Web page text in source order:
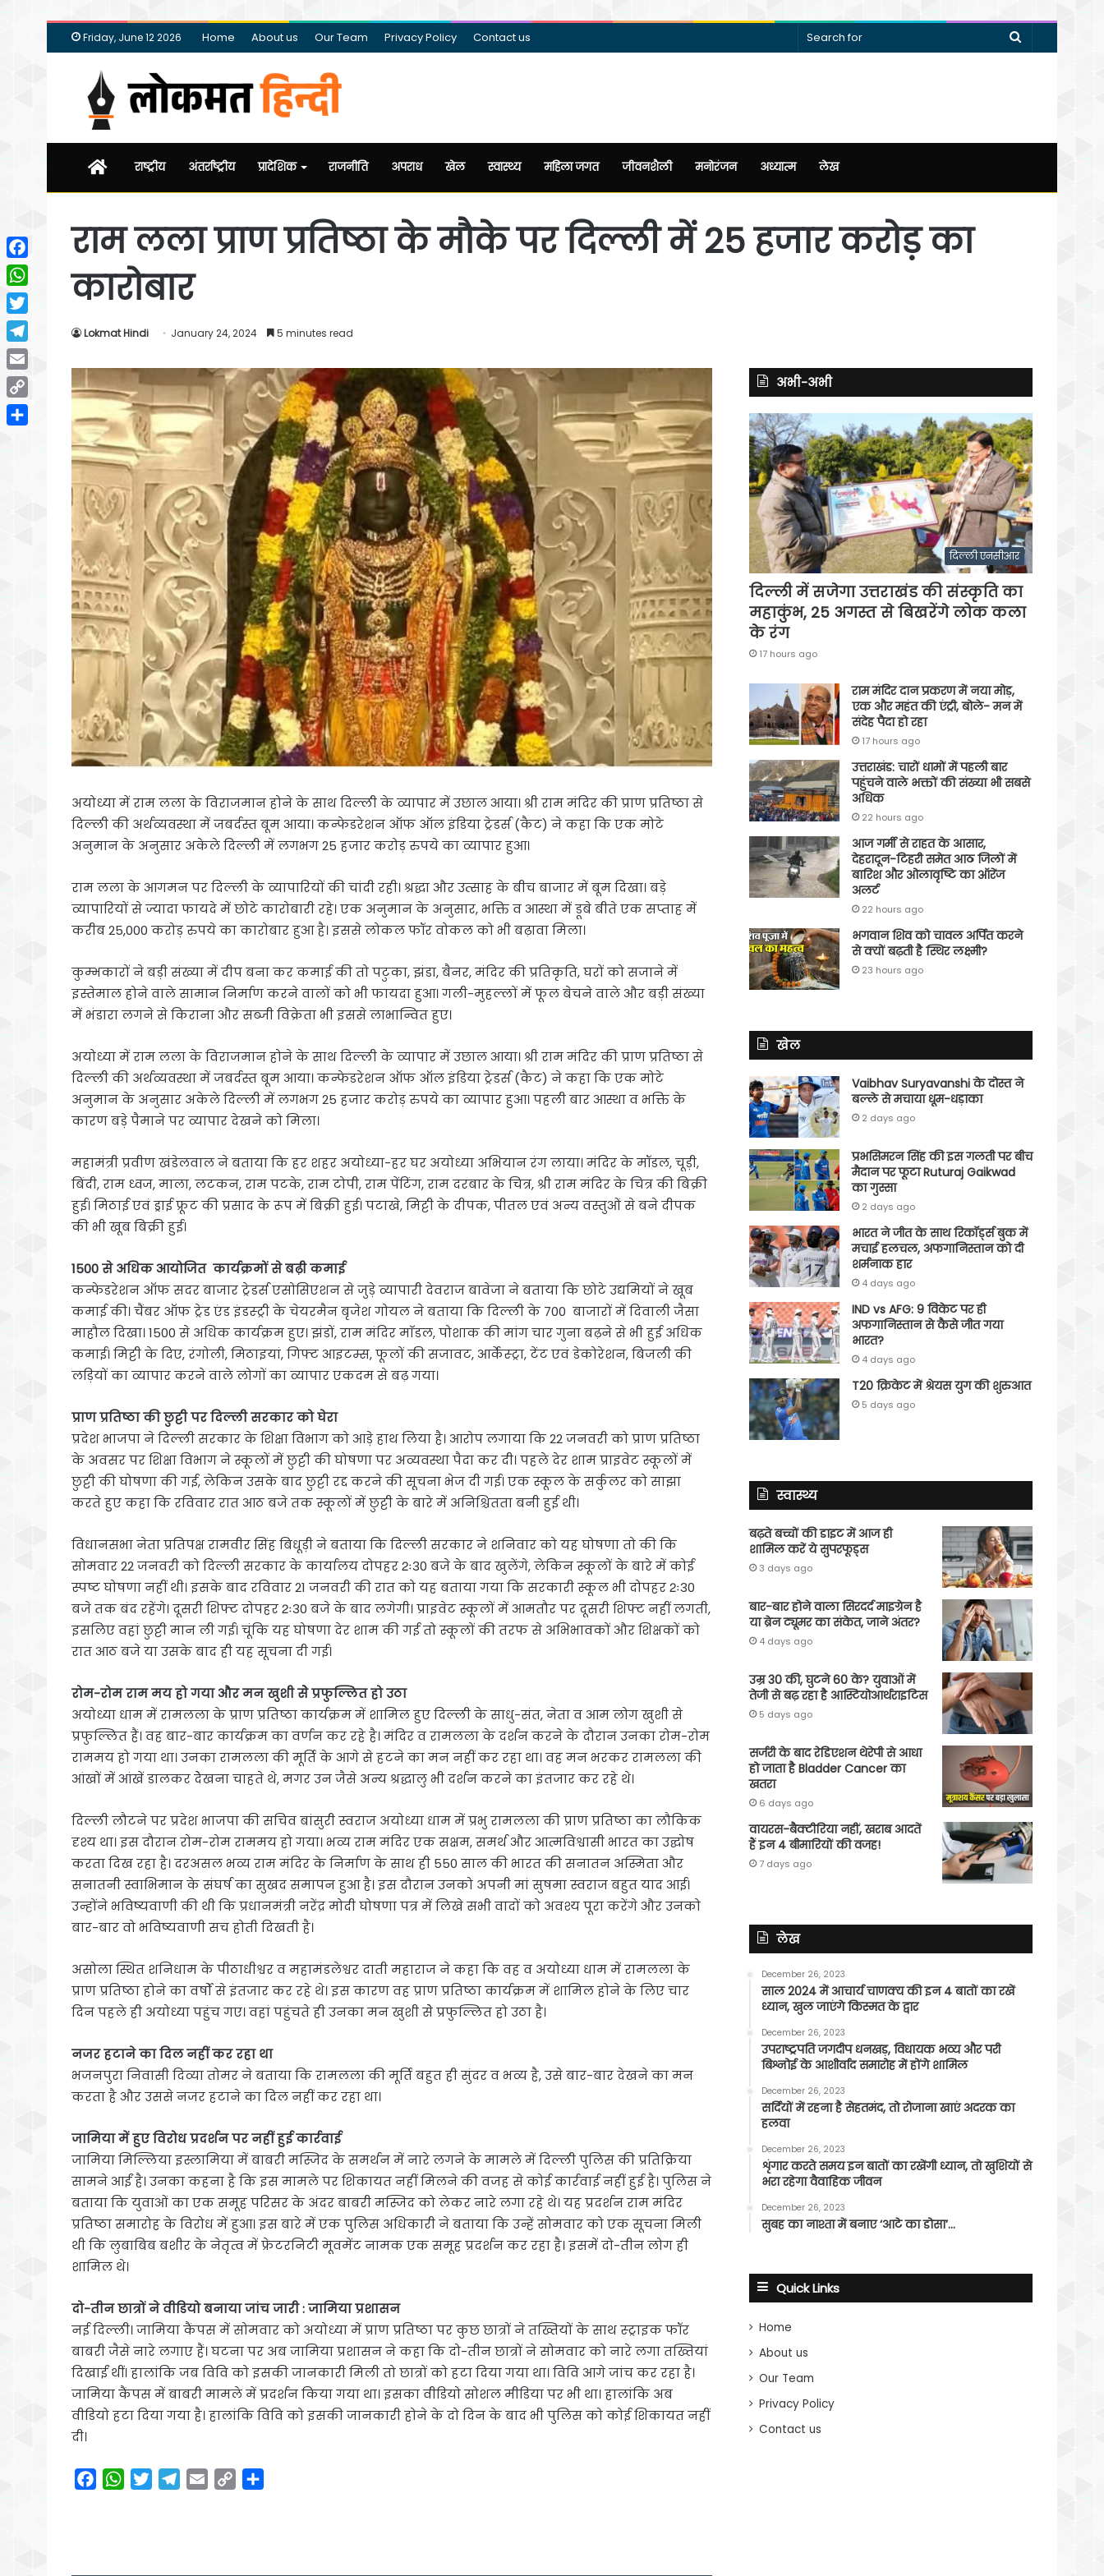
Friday, June 12 2026 Home About us Our Team Privacy Policy Contact us
Search
Homeराष्ट्रीय अंतर्राष्ट्रीय प्रादेशिक राजनीति अपराध खेल स्वास्थ्य महिला जगत जीवनशैली मनोरंजन अध्यात्म लेख
राम लला प्राण प्रतिष्ठा के मौके पर दिल्ली में 25 हजार करोड़ का
कारोबार
Lokmat Hindi January 24, 2024 5 minutes read
अयोध्या में राम लला के विराजमान होने के साथ दिल्ली के व्यापार में उछाल आया। श्री राम मंदिर की प्राण प्रतिष्ठा से
दिल्ली की अर्थव्यवस्था में जबर्दस्त बूम आया। कन्फेडरेशन ऑफ ऑल इंडिया ट्रेडर्स (कैट) ने कहा कि एक मोटे
अनुमान के अनुसार अकेले दिल्ली में लगभग 25 हजार करोड़ रुपये का व्यापार हुआ।
राम लला के आगमन पर दिल्ली के व्यापारियों की चांदी रही। श्रद्धा और उत्साह के बीच बाजार में बूम दिखा। बड़े
व्यापारियों से ज्यादा फायदे में छोटे कारोबारी रहे। एक अनुमान के अनुसार, भक्ति व आस्था में डूबे बीते एक सप्ताह में
करीब 25,000 करोड़ रुपये का कारोबार हुआ है। इससे लोकल फॉर वोकल को भी बढ़ावा मिला।
कुम्भकारों ने बड़ी संख्या में दीप बना कर कमाई की तो पटुका, झंडा, बैनर, मंदिर की प्रतिकृति, घरों को सजाने में
इस्तेमाल होने वाले सामान निर्माण करने वालों को भी फायदा हुआ। गली-मुहल्लों में फूल बेचने वाले और बड़ी संख्या
में भंडारा लगने से किराना और सब्जी विक्रेता भी इससे लाभान्वित हुए।
अयोध्या में राम लला के विराजमान होने के साथ दिल्ली के व्यापार में उछाल आया। श्री राम मंदिर की प्राण प्रतिष्ठा से
दिल्ली की अर्थव्यवस्था में जबर्दस्त बूम आया। कन्फेडरेशन ऑफ ऑल इंडिया ट्रेडर्स (कैट) ने कहा कि एक मोटे
अनुमान के अनुसार अकेले दिल्ली में लगभग 25 हजार करोड़ रुपये का व्यापार हुआ। पहली बार आस्था व भक्ति के
कारण बड़े पैमाने पर व्यापार देखने को मिला।
महामंत्री प्रवीण खंडेलवाल ने बताया कि हर शहर अयोध्या-हर घर अयोध्या अभियान रंग लाया। मंदिर के मॉडल, चूड़ी,
बिंदी, राम ध्वज, माला, लटकन, राम पटके, राम टोपी, राम पेंटिंग, राम दरबार के चित्र, श्री राम मंदिर के चित्र की बिक्री
हुई। मिठाई एवं ड्राई फ्रूट की प्रसाद के रूप में बिक्री हुई। पटाखे, मिट्टी के दीपक, पीतल एवं अन्य वस्तुओं से बने दीपक
की भी खूब बिक्री हुई।
1500 से अधिक आयोजित कार्यक्रमों से बढ़ी कमाई
कन्फेडरेशन ऑफ सदर बाजार ट्रेडर्स एसोसिएशन से जुड़े व्यापारी देवराज बावेजा ने बताया कि छोटे उद्यमियों ने खूब
कमाई की। चैंबर ऑफ ट्रेड एंड इंडस्ट्री के चेयरमैन बृजेश गोयल ने बताया कि दिल्ली के 700 बाजारों में दिवाली जैसा
माहौल दिखा। 1500 से अधिक कार्यक्रम हुए। झंडों, राम मंदिर माॅडल, पोशाक की मांग चार गुना बढ़ने से भी हुई अधिक
कमाई। मिट्टी के दिए, रंगोली, मिठाइयां, गिफ्ट आइटम्स, फूलों की सजावट, आर्केस्ट्रा, टेंट एवं डेकोरेशन, बिजली की
लड़ियों का व्यापार करने वाले लोगों का व्यापार एकदम से बढ़ गया।
प्राण प्रतिष्ठा की छुट्टी पर दिल्ली सरकार को घेरा
प्रदेश भाजपा ने दिल्ली सरकार के शिक्षा विभाग को आड़े हाथ लिया है। आरोप लगाया कि 22 जनवरी को प्राण प्रतिष्ठा
के अवसर पर शिक्षा विभाग ने स्कूलों में छुट्टी की घोषणा पर अव्यवस्था पैदा कर दी। पहले देर शाम प्राइवेट स्कूलों में
छुट्टी की घोषणा की गई, लेकिन उसके बाद छुट्टी रद्द करने की सूचना भेज दी गई। एक स्कूल के सर्कुलर को साझा
करते हुए कहा कि रविवार रात आठ बजे तक स्कूलों में छुट्टी के बारे में अनिश्चितता बनी हुई थी।
विधानसभा नेता प्रतिपक्ष रामवीर सिंह बिधूड़ी ने बताया कि दिल्ली सरकार ने शनिवार को यह घोषणा तो की कि
सोमवार 22 जनवरी को दिल्ली सरकार के कार्यालय दोपहर 2ः30 बजे के बाद खुलेंगे, लेकिन स्कूलों के बारे में कोई
स्पष्ट घोषणा नहीं थी। इसके बाद रविवार 21 जनवरी की रात को यह बताया गया कि सरकारी स्कूल भी दोपहर 2ः30
बजे तक बंद रहेंगे। दूसरी शिफ्ट दोपहर 2ः30 बजे के बाद लगेगी। प्राइवेट स्कूलों में आमतौर पर दूसरी शिफ्ट नहीं लगती,
इसलिए वहां छुट्टी मान ली गई। चूंकि यह घोषणा देर शाम की गई तो स्कूलों की तरफ से अभिभावकों और शिक्षकों को
रात आठ बजे या उसके बाद ही यह सूचना दी गई।
रोम-रोम राम मय हो गया और मन खुशी सेे प्रफुल्लित हो उठा
अयोध्या धाम में रामलला के प्राण प्रतिष्ठा कार्यक्रम में शामिल हुए दिल्ली के साधु-संत, नेता व आम लोग खुशी से
प्रफुल्लित हैं। वह बार-बार कार्यक्रम का वर्णन कर रहे है। मंदिर व रामलला के दर्शन करने के दौरान उनका रोम-रोम
राममय हो गया था। उनका रामलला की मूर्ति के आगे से हटने का मन नहीं कर रहा था। वह मन भरकर रामलला की
आंखों में आंखें डालकर देेखना चाहते थे, मगर उन जैसे अन्य श्रद्धालु भी दर्शन करने का इंतजार कर रहे थे।
दिल्ली लौटने पर प्रदेश भाजपा की सचिव बांसुरी स्वराज अयोध्या धाम में प्रभु रामलला की प्राण प्रतिष्ठा का लौकिक
दृश्य था। इस दौरान रोम-रोम राममय हो गया। भव्य राम मंदिर एक सक्षम, समर्थ और आत्मविश्वासी भारत का उद्घोष
करता दिख रहा है। दरअसल भव्य राम मंदिर के निर्माण के साथ ही 550 साल की भारत की सनातन अस्मिता और
सनातनी स्वाभिमान के संघर्ष का सुखद समापन हुआ है। इस दौरान उनको अपनी मां सुषमा स्वराज बहुत याद आई।
उन्होंने भविष्यवाणी की थी कि प्रधानमंत्री नरेंद्र मोदी घोषणा पत्र में लिखे सभी वादों को अवश्य पूरा करेंगे और उनको
बार-बार वो भविष्यवाणी सच होती दिखती है।
असोला स्थित शनिधाम के पीठाधीश्वर व महामंडलेश्वर दाती महाराज ने कहा कि वह व अयोध्या धाम में रामलला के
प्राण प्रतिष्ठा होने का वर्षों से इंतजार कर रहे थे। इस कारण वह प्राण प्रतिष्ठा कार्यक्रम में शामिल होने के लिए चार
दिन पहले ही अयोध्या पहुंच गए। वहां पहुंचते ही उनका मन खुशी सेे प्रफुल्लित हो उठा है।
नजर हटाने का दिल नहीं कर रहा था
भजनपुरा निवासी दिव्या तोमर ने बताया कि रामलला की मूर्ति बहुत ही सुंदर व भव्य है, उसे बार-बार देखने का मन
करता है और उससे नजर हटाने का दिल नहीं कर रहा था।
जामिया में हुए विरोध प्रदर्शन पर नहीं हुई कार्रवाई
जामिया मिल्लिया इस्लामिया में बाबरी मस्जिद के समर्थन में नारे लगने के मामले में दिल्ली पुलिस की प्रतिक्रिया
सामने आईं है। उनका कहना है कि इस मामले पर शिकायत नहीं मिलने की वजह से कोई कार्रवाई नहीं हुई है। पुलिस ने
बताया कि युवाओं का एक समूह परिसर के अंदर बाबरी मस्जिद को लेकर नारे लगा रहे थे। यह प्रदर्शन राम मंदिर
प्रतिष्ठा समारोह के विरोध में हुआ। इस बारे में एक पुलिस अधिकारी ने बताया कि उन्हें सोमवार को एक सूचना मिली
थी कि लुबाबिब बशीर के नेतृत्व में फ्रेटरनिटी मूवमेंट नामक एक समूह प्रदर्शन कर रहा है। इसमें दो-तीन लोग ही
शामिल थे।
दो-तीन छात्रों ने वीडियो बनाया जांच जारी : जामिया प्रशासन
नई दिल्ली। जामिया कैंपस में सोमवार को अयोध्या में प्राण प्रतिष्ठा पर कुछ छात्रों ने तख्तियों के साथ स्ट्राइक फॉर
बाबरी जैसे नारे लगाए हैं। घटना पर अब जामिया प्रशासन ने कहा कि दो-तीन छात्रों ने सोमवार को नारे लगा तख्तियां
दिखाईं थीं। हालांकि जब विवि को इसकी जानकारी मिली तो छात्रों को हटा दिया गया था। विवि आगे जांच कर रहा है।
जामिया कैंपस में बाबरी मामले में प्रदर्शन किया गया था। इसका वीडियो सोशल मीडिया पर भी था। हालांकि अब
वीडियो हटा दिया गया है। हालांकि विवि को इसकी जानकारी होने के दो दिन के बाद भी पुलिस को कोई शिकायत नहीं
दी।
W
अभी-अभी
दिल्ली एनसीआर
दिल्ली में सजेगा उत्तराखंड की संस्कृति का
महाकुंभ, 25 अगस्त से बिखरेंगे लोक कला
के रंग
17 hours ago
राम मंदिर दान प्रकरण में नया मोड़,
एक और महंत की एंट्री, बोले- मन में
संदेह पैदा हो रहा
17 hours ago
उत्तराखंड: चारों धामों में पहली बार
पहुंचने वाले भक्तों की संख्या भी सबसे
अधिक
22 hours ago
आज गर्मी से राहत के आसार,
देहरादून-टिहरी समेत आठ जिलों में
बारिश और ओलावृष्टि का ऑरेंज
अलर्ट
22 hours ago
भगवान शिव को चावल अर्पित करने
से क्यों बढ़ती है स्थिर लक्ष्मी?
23 hours ago
खेल
Vaibhav Suryavanshi के दोस्त ने
बल्ले से मचाया धूम-धड़ाका
2 days ago
प्रभसिमरन सिंह की इस गलती पर बीच
मैदान पर फूटा Ruturaj Gaikwad
का गुस्सा
2 days ago
भारत ने जीत के साथ रिकॉर्ड्स बुक में
मचाई हलचल, अफगानिस्तान को दी
शर्मनाक हार
4 days ago
IND vs AFG: 9 विकेट पर ही
अफगानिस्तान से कैसे जीत गया
भारत?
4 days ago
T20 क्रिकेट में श्रेयस युग की शुरुआत
5 days ago
स्वास्थ्य
बढ़ते बच्चों की डाइट में आज ही
शामिल करें ये सुपरफूड्स
3 days ago
बार-बार होने वाला सिरदर्द माइग्रेन है
या ब्रेन ट्यूमर का संकेत, जाने अंतर?
4 days ago
उम्र 30 की, घुटने 60 के? युवाओं में
तेजी से बढ़ रहा है आस्टियोआर्थराइटिस
5 days ago
सर्जरी के बाद रेडिएशन थेरेपी से आधा
हो जाता है Bladder Cancer का
खतरा
6 days ago
वायरस-बैक्टीरिया नहीं, खराब आदतें
हैं इन 4 बीमारियों की वजह!
7 days ago
लेख
December 26, 2023
साल 2024 में आचार्य चाणक्य की इन 4 बातों का रखें
ध्यान, खुल जाएंगे किस्मत के द्वार
December 26, 2023
उपराष्ट्रपति जगदीप धनखड़, विधायक भव्य और परी
बिश्नोई के आशीर्वाद समारोह में होंगे शामिल
December 26, 2023
सर्दियों में रहना है सेहतमंद, तो रोजाना खाएं अदरक का
हलवा
December 26, 2023
शृंगार करते समय इन बातों का रखेंगी ध्यान, तो खुशियों से
भरा रहेगा वैवाहिक जीवन
December 26, 2023
सुबह का नाश्ता में बनाए ‘आटे का डोसा’…
Quick Links
Home
About us
Our Team
Privacy Policy
Contact us
Facebook
WhatsApp
Twitter
Telegram
Email
Copy
Link